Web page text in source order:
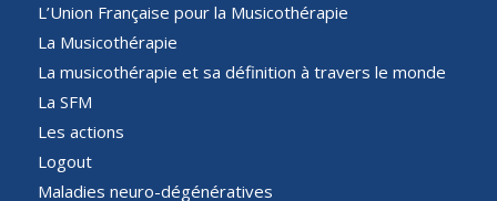
L’Union Française pour la Musicothérapie
La Musicothérapie
La musicothérapie et sa définition à travers le monde
La SFM
Les actions
Logout
Maladies neuro-dégénératives